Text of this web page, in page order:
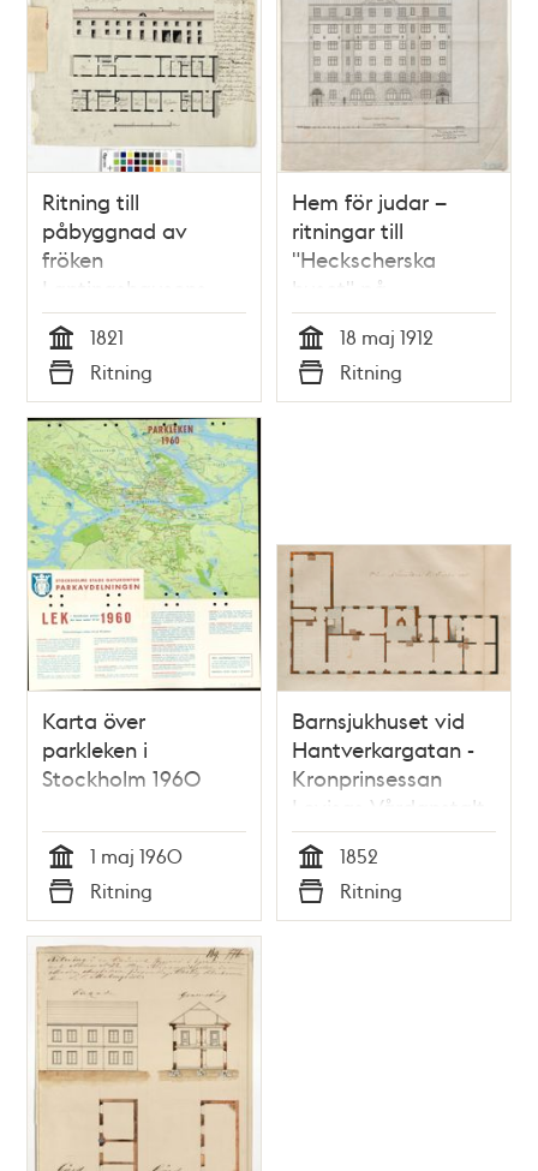
Ritning till
påbyggnad av
fröken
Lantingshausens
hus på Blasieholmen
1821
Tid
1821
Typ
Ritning
Hem för judar –
ritningar till
"Heckscherska
huset" på
Klippgatan från 1912
Tid
18 maj 1912
Typ
Ritning
Karta över
parkleken i
Stockholm 1960
Tid
1 maj 1960
Typ
Ritning
Barnsjukhuset vid
Hantverkargatan -
Kronprinsessan
Lovisas Vårdanstalt
för sjuka barn,
ritningar 1852
Tid
1852
Typ
Ritning